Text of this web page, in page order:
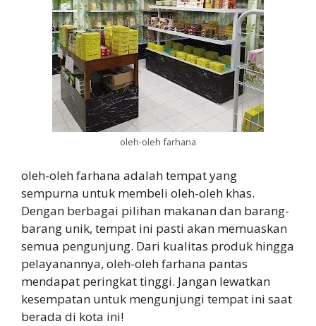
oleh-oleh farhana
oleh-oleh farhana adalah tempat yang
sempurna untuk membeli oleh-oleh khas.
Dengan berbagai pilihan makanan dan barang-
barang unik, tempat ini pasti akan memuaskan
semua pengunjung. Dari kualitas produk hingga
pelayanannya, oleh-oleh farhana pantas
mendapat peringkat tinggi. Jangan lewatkan
kesempatan untuk mengunjungi tempat ini saat
berada di kota ini!